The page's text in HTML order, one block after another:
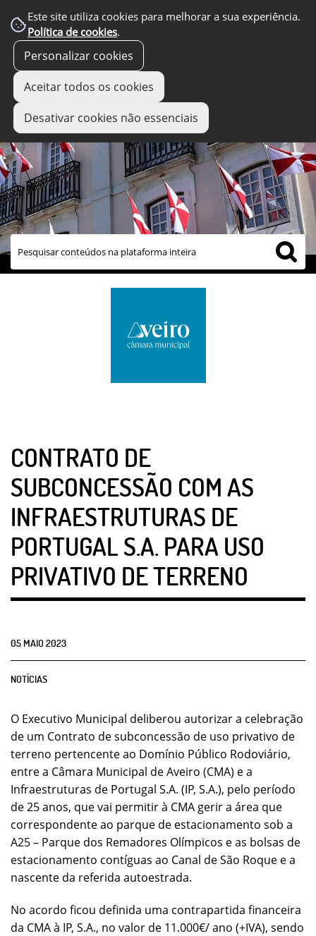
Este site utiliza cookies para melhorar a sua experiência.
Política de cookies.
Personalizar cookies
Aceitar todos os cookies
Desativar cookies não essenciais
links úteis
CONTRATO DE
SUBCONCESSÃO COM AS
INFRAESTRUTURAS DE
PORTUGAL S.A. PARA USO
PRIVATIVO DE TERRENO
05 MAIO2023
NOTÍCIAS
O Executivo Municipal deliberou autorizar a celebração
de um Contrato de subconcessão de uso privativo de
terreno pertencente ao Domínio Público Rodoviário,
entre a Câmara Municipal de Aveiro (CMA) e a
Infraestruturas de Portugal S.A. (IP, S.A.), pelo período
de 25 anos, que vai permitir à CMA gerir a área que
correspondente ao parque de estacionamento sob a
A25 – Parque dos Remadores Olímpicos e as bolsas de
estacionamento contíguas ao Canal de São Roque e a
nascente da referida autoestrada.
No acordo ficou definida uma contrapartida financeira
da CMA à IP, S.A., no valor de 11.000€/ ano (+IVA), sendo